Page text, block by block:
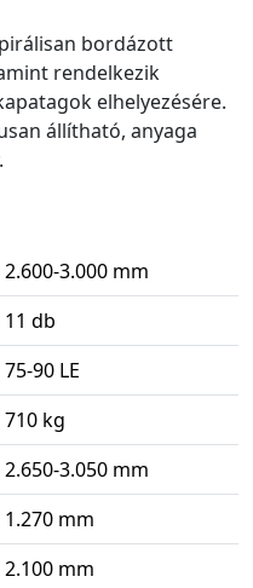
bordázott
rendelkezik
elhelyezésére.
állítható, anyaga
2.600-3.000 mm
11 db
75-90 LE
710 kg
2.650-3.050 mm
1.270 mm
2.100 mm